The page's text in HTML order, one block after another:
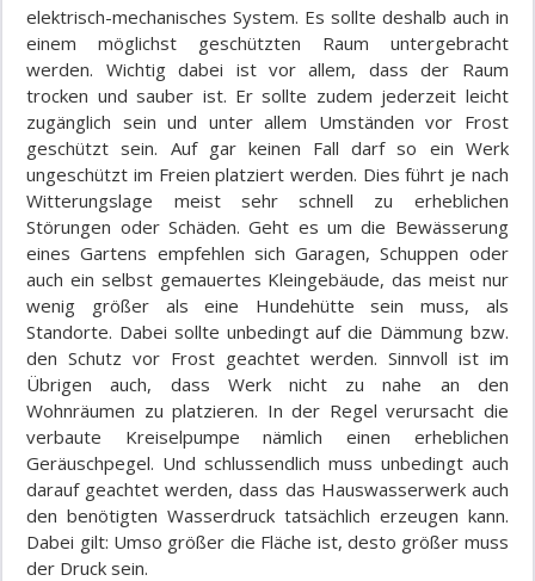
elektrisch-mechanisches System. Es sollte deshalb auch in
einem möglichst geschützten Raum untergebracht
werden. Wichtig dabei ist vor allem, dass der Raum
trocken und sauber ist. Er sollte zudem jederzeit leicht
zugänglich sein und unter allem Umständen vor Frost
geschützt sein. Auf gar keinen Fall darf so ein Werk
ungeschützt im Freien platziert werden. Dies führt je nach
Witterungslage meist sehr schnell zu erheblichen
Störungen oder Schäden. Geht es um die Bewässerung
eines Gartens empfehlen sich Garagen, Schuppen oder
auch ein selbst gemauertes Kleingebäude, das meist nur
wenig größer als eine Hundehütte sein muss, als
Standorte. Dabei sollte unbedingt auf die Dämmung bzw.
den Schutz vor Frost geachtet werden. Sinnvoll ist im
Übrigen auch, dass Werk nicht zu nahe an den
Wohnräumen zu platzieren. In der Regel verursacht die
verbaute Kreiselpumpe nämlich einen erheblichen
Geräuschpegel. Und schlussendlich muss unbedingt auch
darauf geachtet werden, dass das Hauswasserwerk auch
den benötigten Wasserdruck tatsächlich erzeugen kann.
Dabei gilt: Umso größer die Fläche ist, desto größer muss
der Druck sein.